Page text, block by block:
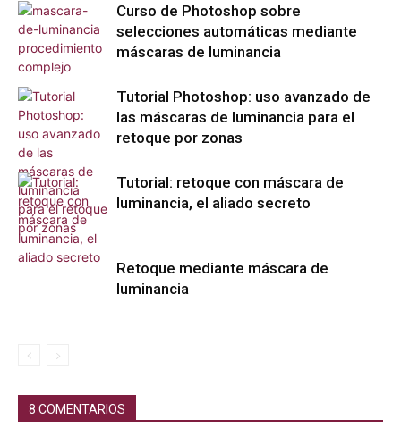
Curso de Photoshop sobre
selecciones automáticas mediante
máscaras de luminancia
Tutorial Photoshop: uso avanzado de
las máscaras de luminancia para el
retoque por zonas
Tutorial: retoque con máscara de
luminancia, el aliado secreto
Retoque mediante máscara de
luminancia
8 COMENTARIOS